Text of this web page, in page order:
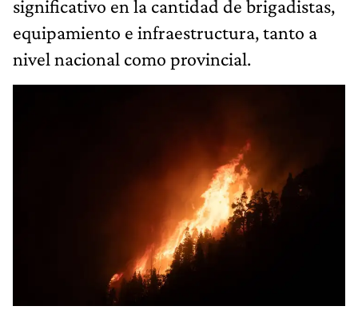
significativo en la cantidad de brigadistas,
equipamiento e infraestructura, tanto a
nivel nacional como provincial.